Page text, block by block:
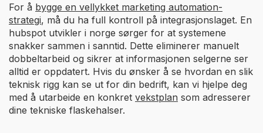
For å bygge en vellykket marketing automation-
strategi, må du ha full kontroll på integrasjonslaget. En
hubspot utvikler i norge sørger for at systemene
snakker sammen i sanntid. Dette eliminerer manuelt
dobbeltarbeid og sikrer at informasjonen selgerne ser
alltid er oppdatert. Hvis du ønsker å se hvordan en slik
teknisk rigg kan se ut for din bedrift, kan vi hjelpe deg
med å utarbeide en konkret vekstplan som adresserer
dine tekniske flaskehalser.